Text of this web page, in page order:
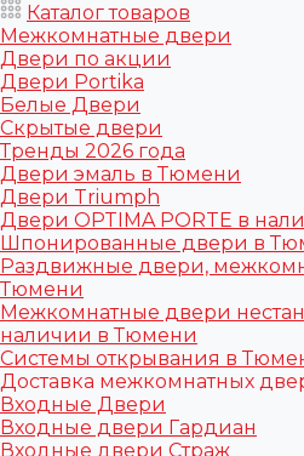
Каталог товаров
Межкомнатные двери
Двери по акции
Двери Portika
Белые Двери
Скрытые двери
Тренды 2026 года
Двери эмаль в Тюмени
Двери Triumph
Двери OPTIMA PORTE в
Шпонированные двери в
Раздвижные двери,
Тюмени
Межкомнатные двери
наличии в Тюмени
Системы открывания в
Доставка межкомнатных
Входные Двери
Входные двери Гардиан
Входные двери Страж